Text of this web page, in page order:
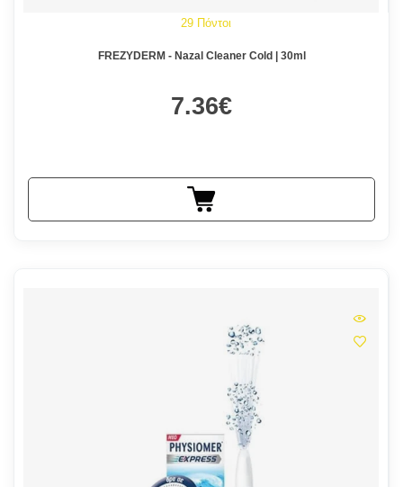
29 Πόντοι
FREZYDERM - Nazal Cleaner Cold | 30ml
7.36€